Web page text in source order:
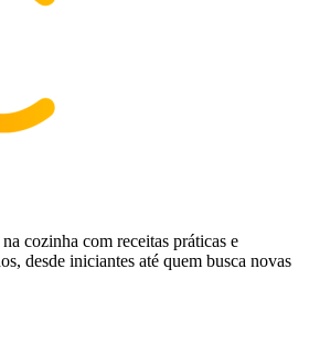
cozinha com receitas práticas e
desde iniciantes até quem busca novas